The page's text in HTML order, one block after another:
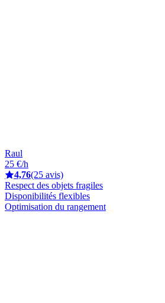
Raul
25 €/h
4,76(25 avis)
Respect des objets fragiles
Disponibilités flexibles
Optimisation du rangement